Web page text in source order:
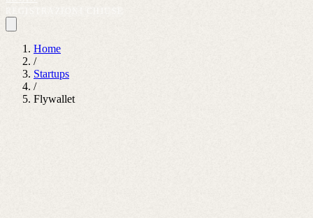
Home
/
Startups
/
Flywallet